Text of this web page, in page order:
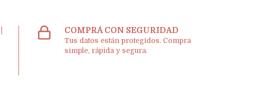
COMPRÁ CON SEGURIDAD
Tus datos están protegidos. Compra
simple, rápida y segura.